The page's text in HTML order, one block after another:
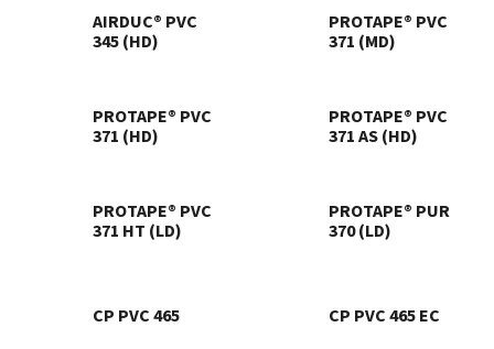
AIRDUC® PVC
345 (HD)
PROTAPE® PVC
371 (MD)
PROTAPE® PVC
371 (HD)
PROTAPE® PVC
371 AS (HD)
PROTAPE® PVC
371 HT (LD)
PROTAPE® PUR
370 (LD)
CP PVC 465 CP PVC 465 EC